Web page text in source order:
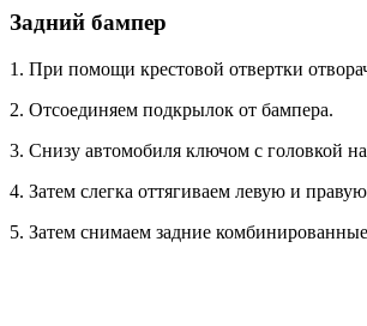
Задний бампер
1. При помощи крестовой отвертки
2. Отсоединяем подкрылок от бампера.
3. Снизу автомобиля ключом с головкой
4. Затем слегка оттягиваем левую и
5. Затем снимаем задние